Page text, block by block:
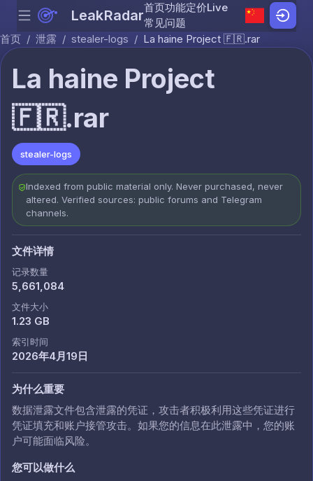
Skip to content
Menu LeakRadar首页功能定价Live
常见问题
首页 / 泄露 / stealer-logs / La haine Project 🇫🇷.rar
La haine Project
🇫🇷.rar
stealer-logs
Indexed from public material only. Never purchased, never
altered. Verified sources: public forums and Telegram
channels.
文件详情
记录数量
5,661,084
文件大小
1.23 GB
索引时间
2026年4月19日
为什么重要
数据泄露文件包含泄露的凭证，攻击者积极利用这些凭证进行
凭证填充和账户接管攻击。如果您的信息在此泄露中，您的账
户可能面临风险。
您可以做什么